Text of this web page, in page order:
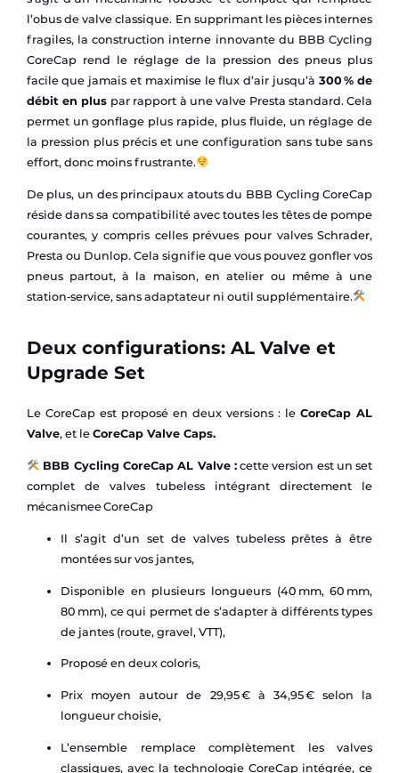
l’obus de valve classique. En supprimant les pièces internes
fragiles, la construction interne innovante du BBB Cycling
CoreCap rend le réglage de la pression des pneus plus
facile que jamais et maximise le flux d’air jusqu’à 300 % de
débit en plus par rapport à une valve Presta standard. Cela
permet un gonflage plus rapide, plus fluide, un réglage de
la pression plus précis et une configuration sans tube sans
effort, donc moins frustrante.
De plus, un des principaux atouts du BBB Cycling CoreCap
réside dans sa compatibilité avec toutes les têtes de pompe
courantes, y compris celles prévues pour valves Schrader,
Presta ou Dunlop. Cela signifie que vous pouvez gonfler vos
pneus partout, à la maison, en atelier ou même à une
station‑service, sans adaptateur ni outil supplémentaire.
Deux configurations: AL Valve et
Upgrade Set
Le CoreCap est proposé en deux versions : leCoreCap AL
Valve, et le CoreCap Valve Caps.
️ BBB Cycling CoreCap AL Valve :cette version est un set
complet de valves tubeless intégrant directement le
mécanismee CoreCap
Il s’agit d’un set de valves tubeless prêtes à être
montées sur vos jantes,
Disponible en plusieurs longueurs (40 mm, 60 mm,
80 mm), ce qui permet de s’adapter à différents types
de jantes (route, gravel, VTT),
Proposé en deux coloris,
Prix moyen autour de 29,95 € à 34,95 € selon la
longueur choisie,
L’ensemble remplace complètement les valves
classiques, avec la technologie CoreCap intégrée, ce